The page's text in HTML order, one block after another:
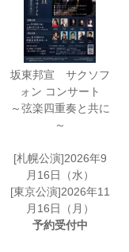
坂東邦宣 サクソフ
ォン コンサート
～弦楽四重奏と共に
～
[札幌公演]2026年9
月16日（水）
[東京公演]2026年11
月16日（月）
予約受付中